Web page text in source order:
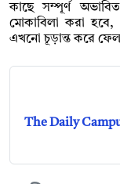
কাছে সম্পূর্ণ
মোকাবিলা করা হবে,
এখনো চূড়ান্ত করে
The Daily